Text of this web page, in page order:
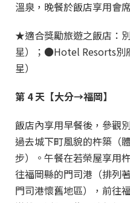
溫泉，晚餐於飯店享用會
★適合獎勵旅遊之飯店：
星）；●Hotel Resorts別
星）
第 4 天【大分→福岡】
飯店內享用早餐後，參觀
過去城下町風貌的杵築（
步）。午餐在若榮屋享用
往福岡縣的門司港（排列
門司港懷舊地區），前往